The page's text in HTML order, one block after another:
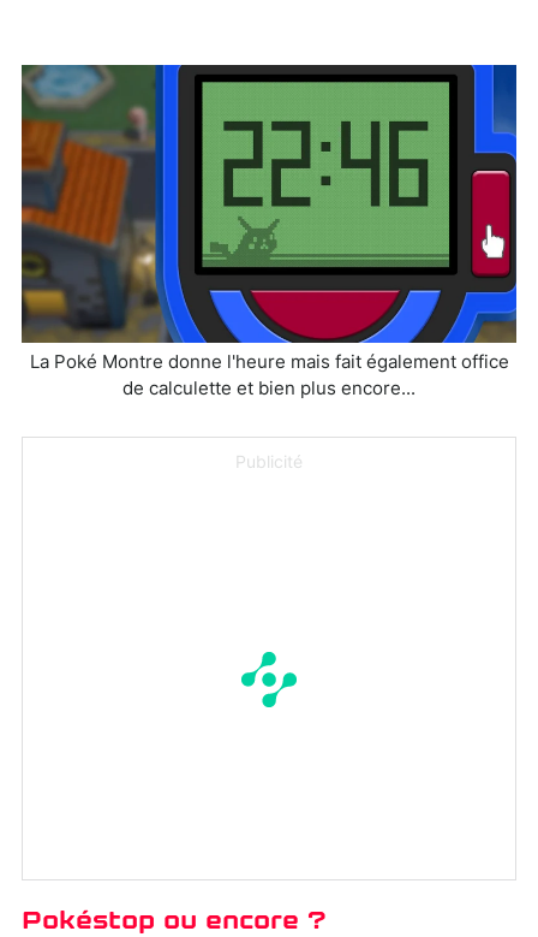
La Poké Montre donne l'heure mais fait également office
de calculette et bien plus encore...
Publicité
Pokéstop ou encore ?